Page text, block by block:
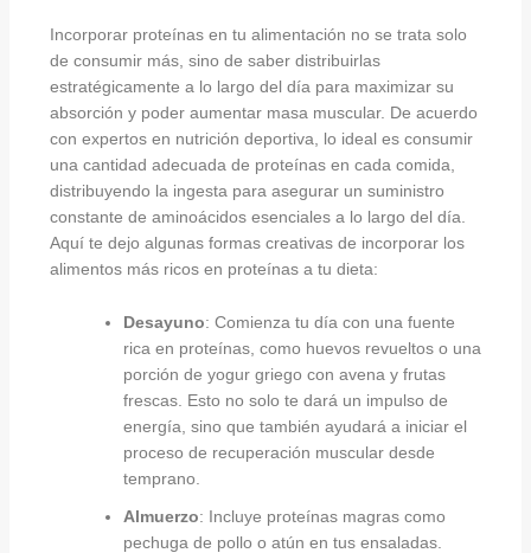
Incorporar proteínas en tu alimentación no se trata solo
de consumir más, sino de saber distribuirlas
estratégicamente a lo largo del día para maximizar su
absorción y poder aumentar masa muscular. De acuerdo
con expertos en nutrición deportiva, lo ideal es consumir
una cantidad adecuada de proteínas en cada comida,
distribuyendo la ingesta para asegurar un suministro
constante de aminoácidos esenciales a lo largo del día.
Aquí te dejo algunas formas creativas de incorporar los
alimentos más ricos en proteínas a tu dieta:
Desayuno: Comienza tu día con una fuente
rica en proteínas, como huevos revueltos o una
porción de yogur griego con avena y frutas
frescas. Esto no solo te dará un impulso de
energía, sino que también ayudará a iniciar el
proceso de recuperación muscular desde
temprano.
Almuerzo: Incluye proteínas magras como
pechuga de pollo o atún en tus ensaladas.